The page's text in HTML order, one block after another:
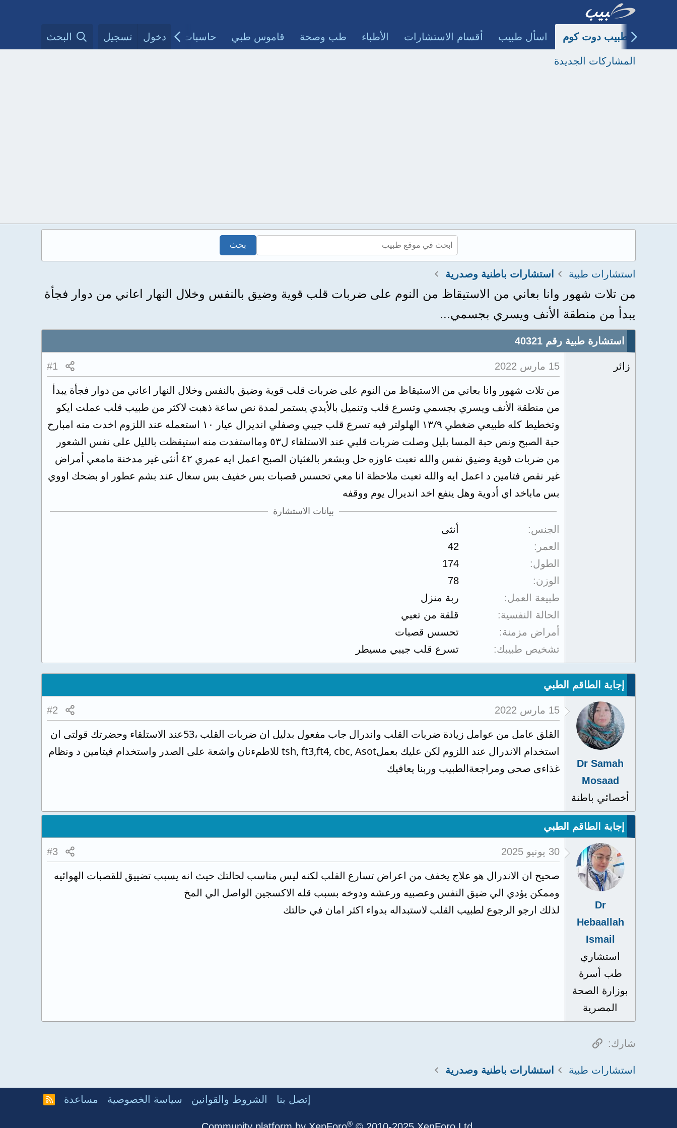
طبيب دوت كوم اسأل طبيب أقسام الاستشارات الأطباء طب وصحة قاموس طبي حاسبات طبية مقالات الأطباءدخول تسجيل البحث
المشاركات الجديدة
استشارات طبية استشارات باطنية وصدرية
من تلات شهور وانا بعاني من الاستيقاظ من النوم على ضربات قلب قوية وضيق بالنفس وخلال النهار اعاني من دوار فجأة
يبدأ من منطقة الأنف ويسري بجسمي...
استشارة طبية رقم 40321
زائر 15 مارس 2022 #1
من تلات شهور وانا بعاني من الاستيقاظ من النوم على ضربات قلب قوية وضيق بالنفس وخلال النهار اعاني من دوار فجأة يبدأ
من منطقة الأنف ويسري بجسمي وتسرع قلب وتنميل بالأيدي يستمر لمدة نص ساعة ذهبت لاكثر من طبيب قلب عملت ايكو
وتخطيط كله طبيعي ضغطي ١٣/٩ الهلولتر فيه تسرع قلب جيبي وصفلي انديرال عيار ١٠ استعمله عند اللزوم اخدت منه امبارح
حبة الصبح ونص حبة المسا بليل وصلت ضربات قلبي عند الاستلقاء ل٥٣ ومااستفدت منه استيقظت بالليل على نفس الشعور
من ضربات قوية وضيق نفس والله تعبت عاوزه حل وبشعر بالغثيان الصبح اعمل ايه عمري ٤٢ أنثى غير مدخنة مامعي أمراض
غير نقص فتامين د اعمل ايه والله تعبت ملاحظة انا معي تحسس قصبات بس خفيف بس سعال عند بشم عطور او بضحك اووي
بس ماباخد اي أدوية وهل ينفع اخد انديرال يوم ووقفه
بيانات الاستشارة
الجنس
أنثى
العمر
42
الطول
174
الوزن
78
طبيعة العمل
ربة منزل
الحالة النفسية
قلقة من تعبي
أمراض مزمنة
تحسس قصبات
تشخيص طبيبك
تسرع قلب جيبي مسيطر
إجابة الطاقم الطبي
Dr Samah
Mosaad
أخصائي باطنة
15 مارس 2022 #2
القلق عامل من عوامل زيادة ضربات القلب واندرال جاب مفعول بدليل ان ضربات القلب ،53عند الاستلقاء وحضرتك قولتى ان
استخدام الاندرال عند اللزوم لكن عليك بعملtsh, ft3,ft4, cbc, Asot للاطمءنان واشعة على الصدر واستخدام فيتامين د ونظام
غذاءى صحى ومراجعةالطبيب وربنا يعافيك
إجابة الطاقم الطبي
Dr
Hebaallah
Ismail
استشاري
طب أسرة
بوزارة الصحة
المصرية
30 يونيو 2025 #3
صحيح ان الاندرال هو علاج يخفف من اعراض تسارع القلب لكنه ليس مناسب لحالتك حيث انه يسبب تضييق للقصبات الهوائيه
وممكن يؤدي الي ضيق النفس وعصبيه ورعشه ودوخه بسبب قله الاكسجين الواصل الي المخ
لذلك ارجو الرجوع لطبيب القلب لاستبداله بدواء اكثر امان في حالتك
شارك: الرابط
استشارات طبية استشارات باطنية وصدرية
إتصل بنا الشروط والقوانين سياسة الخصوصية مساعدة
®